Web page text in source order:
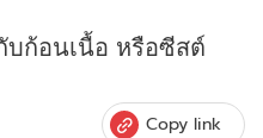
บก้อนเนื้อ หรือซีสต์
Copy link